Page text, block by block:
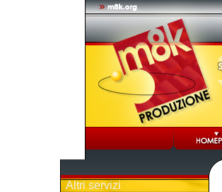
Altri servizi